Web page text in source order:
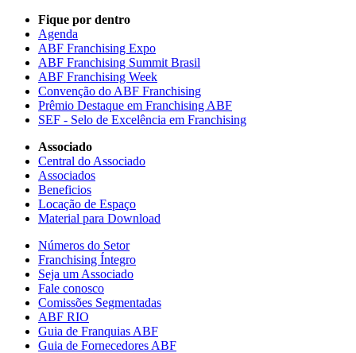
Fique por dentro
Agenda
ABF Franchising Expo
ABF Franchising Summit Brasil
ABF Franchising Week
Convenção do ABF Franchising
Prêmio Destaque em Franchising ABF
SEF - Selo de Excelência em Franchising
Associado
Central do Associado
Associados
Beneficios
Locação de Espaço
Material para Download
Números do Setor
Franchising Íntegro
Seja um Associado
Fale conosco
Comissões Segmentadas
ABF RIO
Guia de Franquias ABF
Guia de Fornecedores ABF